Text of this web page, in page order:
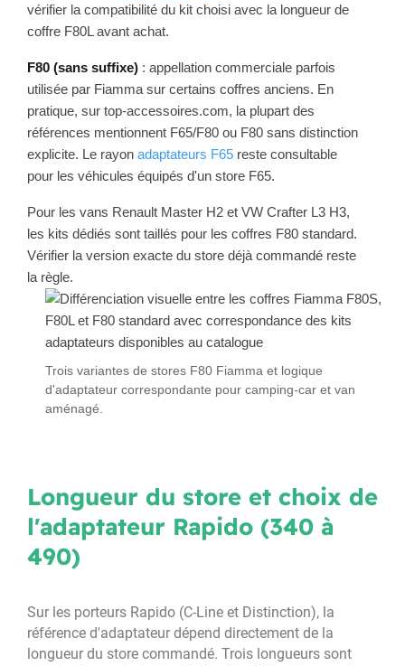
vérifier la compatibilité du kit choisi avec la longueur de
coffre F80L avant achat.
F80 (sans suffixe) : appellation commerciale parfois
utilisée par Fiamma sur certains coffres anciens. En
pratique, sur top-accessoires.com, la plupart des
références mentionnent F65/F80 ou F80 sans distinction
explicite. Le rayon adaptateurs F65 reste consultable
pour les véhicules équipés d'un store F65.
Pour les vans Renault Master H2 et VW Crafter L3 H3,
les kits dédiés sont taillés pour les coffres F80 standard.
Vérifier la version exacte du store déjà commandé reste
la règle.
Trois variantes de stores F80 Fiamma et logique
d'adaptateur correspondante pour camping-car et van
aménagé.
Longueur du store et choix de
l'adaptateur Rapido (340 à
490)
Sur les porteurs Rapido (C-Line et Distinction), la
référence d'adaptateur dépend directement de la
longueur du store commandé. Trois longueurs sont